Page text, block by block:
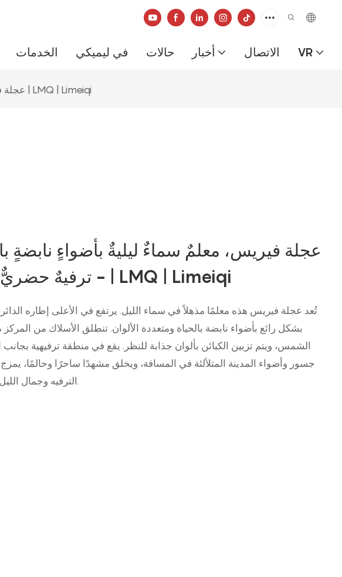
الخدمات في ليميكي حالات أخبار الاتصال VR
عجلة فيريس، معلمٌ سماءٌ ليليةٌ بأضواءٍ نابضةٍ بالحياة - ترفيهٌ حضريٌّ حالمٌ | LMQ | Limeiqi
عجلة فيريس، معلمٌ سماءٌ ليليةٌ بأضواءٍ نابضةٍ
- ترفيهٌ حضريٌّ حالمٌ | LMQ | Limeiqi
تُعد عجلة فيريس هذه معلمًا مذهلاً في سماء الليل. يرتفع في الأعلى إطاره
بشكل رائع بأضواء نابضة بالحياة ومتعددة الألوان. تنطلق الأسلاك من
الشمس، ويتم تزيين الكبائن بألوان جذابة للنظر. يقع في منطقة ترفيهية بجانب
جسور وأضواء المدينة المتلألئة في المسافة، ويخلق مشهدًا ساحرًا وحالمًا،
الترفيه وجمال الليل الحضري.